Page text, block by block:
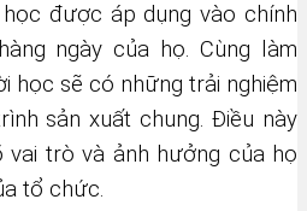
được áp dụng vào chính
ngày của họ. Cùng làm
học sẽ có những trải nghiệm
sản xuất chung. Điều này
vai trò và ảnh hưởng của họ
tổ chức.